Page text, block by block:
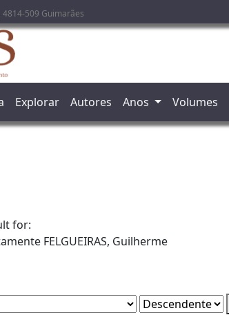
4814-509 Guimarães
Explorar Autores Anos Volumes
for:
FELGUEIRAS, Guilherme